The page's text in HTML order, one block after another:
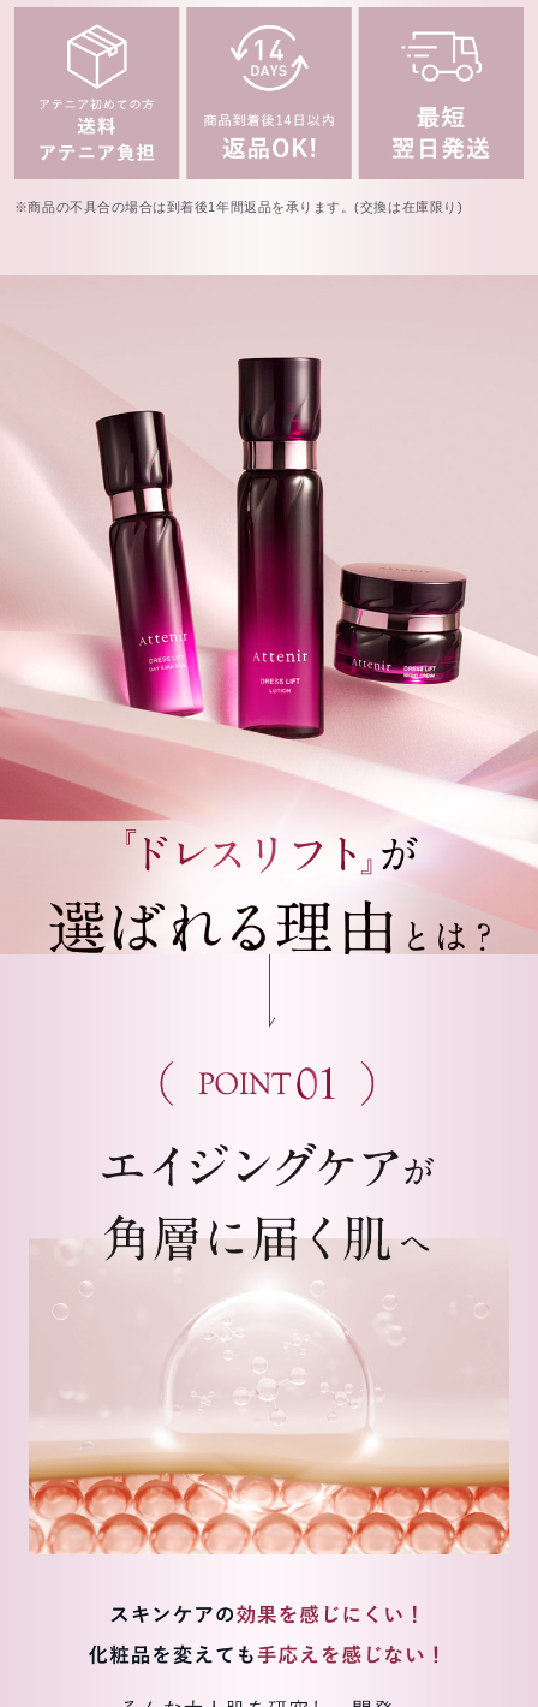
※商品の不具合の場合は到着後1年間返品を承ります。(交換は在庫限り)